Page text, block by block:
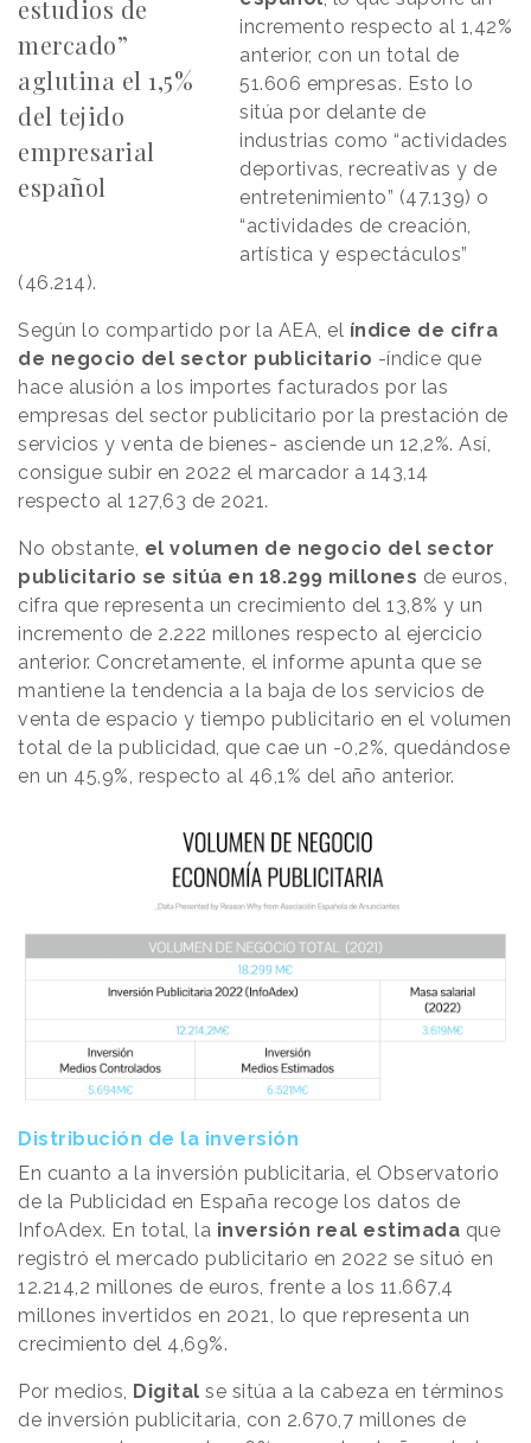
estudios de
mercado”
aglutina el 1,5%
del tejido
empresarial
español
incremento respecto al 1,42%
anterior, con un total de
51.606 empresas. Esto lo
sitúa por delante de
industrias como “actividades
deportivas, recreativas y de
entretenimiento” (47.139) o
“actividades de creación,
artística y espectáculos”
(46.214).
Según lo compartido por la AEA, el índice de cifra
de negocio del sector publicitario -índice que
hace alusión a los importes facturados por las
empresas del sector publicitario por la prestación de
servicios y venta de bienes- asciende un 12,2%. Así,
consigue subir en 2022 el marcador a 143,14
respecto al 127,63 de 2021.
No obstante, el volumen de negocio del sector
publicitario se sitúa en 18.299 millones de euros,
cifra que representa un crecimiento del 13,8% y un
incremento de 2.222 millones respecto al ejercicio
anterior. Concretamente, el informe apunta que se
mantiene la tendencia a la baja de los servicios de
venta de espacio y tiempo publicitario en el volumen
total de la publicidad, que cae un -0,2%, quedándose
en un 45,9%, respecto al 46,1% del año anterior.
Distribución de la inversión
En cuanto a la inversión publicitaria, el Observatorio
de la Publicidad en España recoge los datos de
InfoAdex. En total, la inversión real estimada que
registró el mercado publicitario en 2022 se situó en
12.214,2 millones de euros, frente a los 11.667,4
millones invertidos en 2021, lo que representa un
crecimiento del 4,69%.
Por medios, Digital se sitúa a la cabeza en términos
de inversión publicitaria, con 2.670,7 millones de